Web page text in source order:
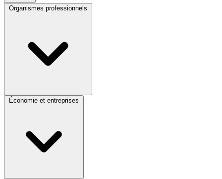
Organismes professionnels
Économie et entreprises